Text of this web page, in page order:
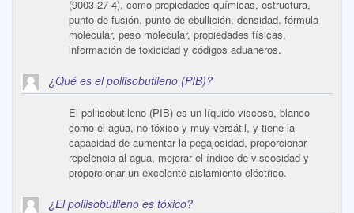
(9003-27-4), como propiedades químicas, estructura,
punto de fusión, punto de ebullición, densidad, fórmula
molecular, peso molecular, propiedades físicas,
información de toxicidad y códigos aduaneros.
¿Qué es el poliisobutileno (PIB)?
El poliisobutileno (PIB) es un líquido viscoso, blanco
como el agua, no tóxico y muy versátil, y tiene la
capacidad de aumentar la pegajosidad, proporcionar
repelencia al agua, mejorar el índice de viscosidad y
proporcionar un excelente aislamiento eléctrico.
¿El poliisobutileno es tóxico?